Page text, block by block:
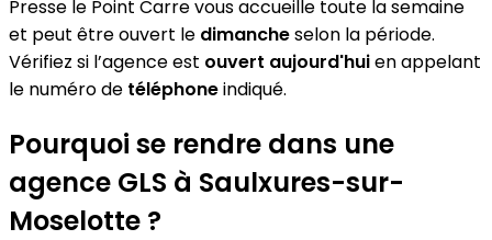
Presse le Point Carre vous accueille toute la semaine
et peut être ouvert le dimancheselon la période.
Vérifiez si l’agence est ouvert aujourd'huien appelant
le numéro de téléphoneindiqué.
Pourquoi se rendre dans une
agence GLS à Saulxures-sur-
Moselotte ?